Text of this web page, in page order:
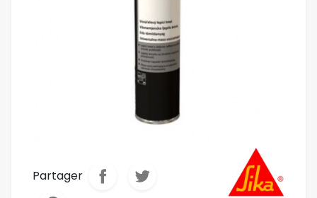
Partager